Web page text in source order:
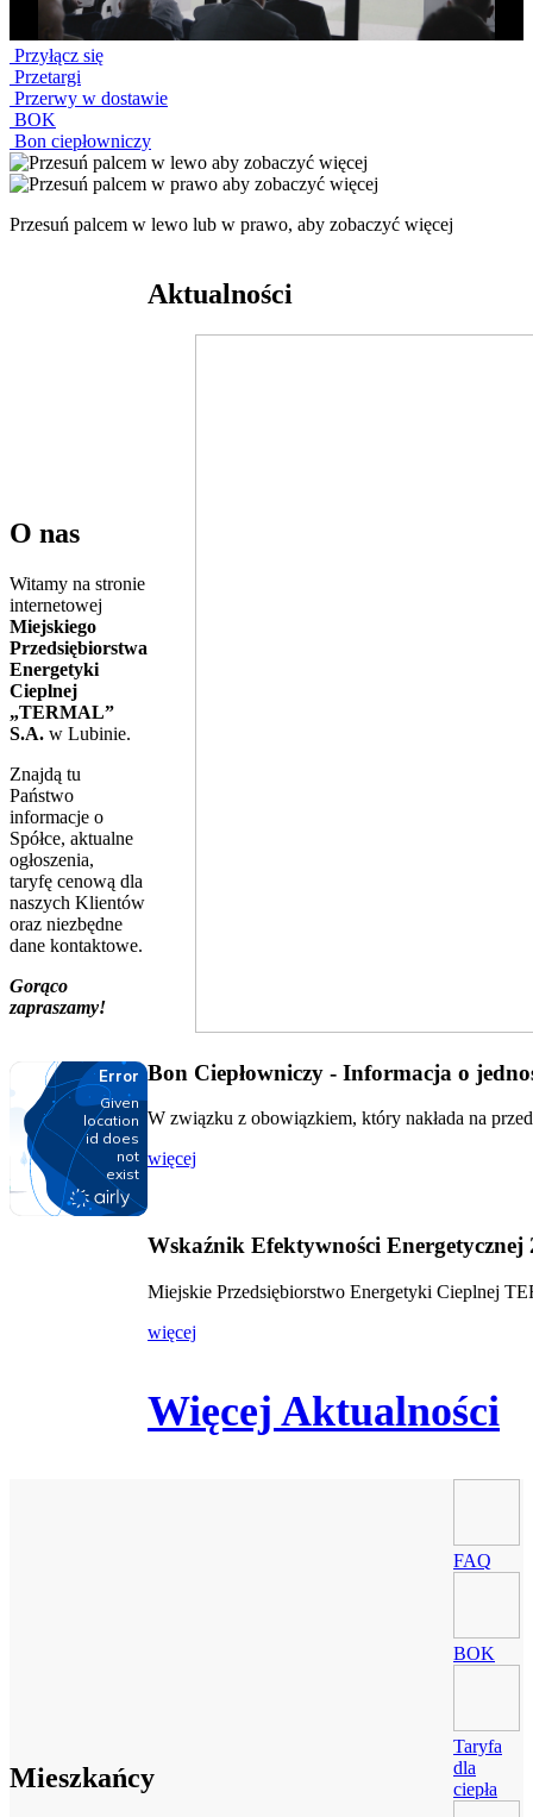
Przyłącz się
Przetargi
Przerwy w dostawie
BOK
Bon ciepłowniczy
Przesuń palcem w lewo lub w prawo, aby zobaczyć więcej
O nas
Witamy na stronie
internetowej
Miejskiego
Przedsiębiorstwa
Energetyki
Cieplnej
„TERMAL”
S.A. w Lubinie.
Znajdą tu
Państwo
informacje o
Spółce, aktualne
ogłoszenia,
taryfę cenową dla
naszych Klientów
oraz niezbędne
dane kontaktowe.
Gorąco
zapraszamy!
Aktualności
Bon Ciepłowniczy - Informacja o
W związku z obowiązkiem, który nakłada na
więcej
Wskaźnik Efektywności Energetycznej
Miejskie Przedsiębiorstwo Energetyki Cieplnej
więcej
Więcej Aktualności
Mieszkańcy
FAQ
BOK
Taryfa
dla
ciepła